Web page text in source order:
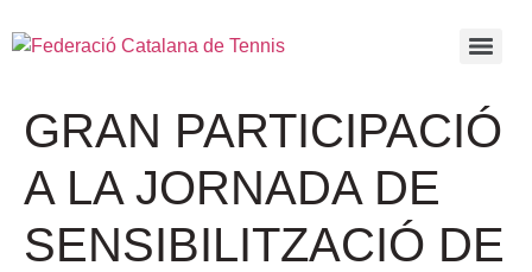
GRAN PARTICIPACIÓ
A LA JORNADA DE
SENSIBILITZACIÓ DE